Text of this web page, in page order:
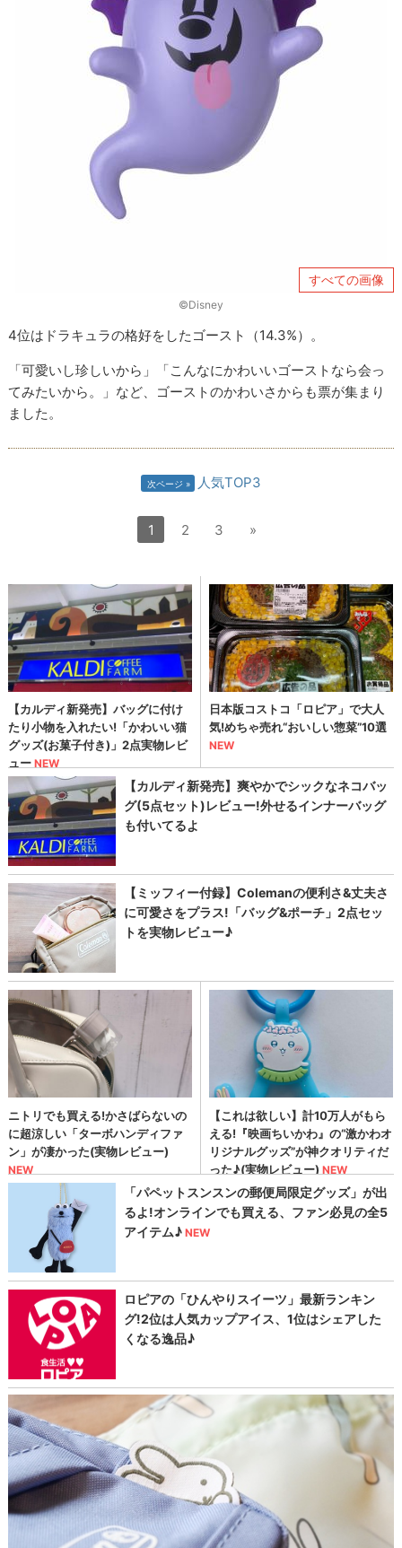
すべての画像
©︎Disney
4位はドラキュラの格好をしたゴースト（14.3%）。
「可愛いし珍しいから」「こんなにかわいいゴーストなら会っ
てみたいから。」など、ゴーストのかわいさからも票が集まり
ました。
次ページ 人気TOP3
1 2 3 »